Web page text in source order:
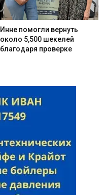
Инне помогли вернуть
около 5,500 шекелей
благодаря проверке